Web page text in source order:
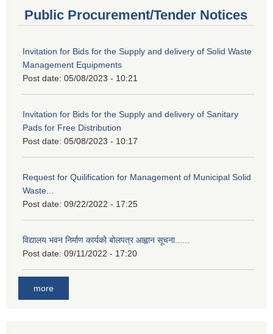
Public Procurement/Tender Notices
Invitation for Bids for the Supply and delivery of Solid Waste
Management Equipments
Post date: 05/08/2023 - 10:21
Invitation for Bids for the Supply and delivery of Sanitary
Pads for Free Distribution
Post date: 05/08/2023 - 10:17
Request for Quilification for Management of Municipal Solid
Waste...
Post date: 09/22/2022 - 17:25
विद्यालय भवन निर्माण कार्यको बोलपत्र आह्वान सूचना......
Post date: 09/11/2022 - 17:20
more